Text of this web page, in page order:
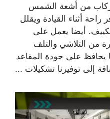
من أشعة الشمس
راحة أثناء القيادة ويقلل
أيضا يعمل على
من التلاشي والتلف
يحافظ على جودة المقاعد
إلى توفيرنا تشكيلات ...